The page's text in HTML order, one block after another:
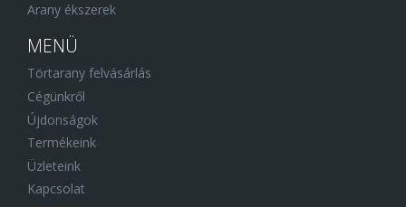
Arany ékszerek
MENÜ
Törtarany felvásárlás
Cégünkről
Újdonságok
Termékeink
Üzleteink
Kapcsolat